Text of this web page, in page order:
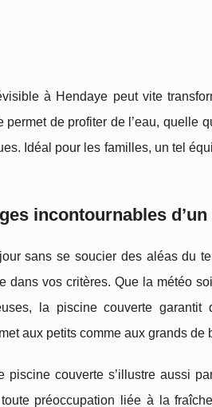
à Hendaye peut vite
permet de profiter de l’eau, quelle
Idéal pour les familles, un tel
incontournables
sans se soucier des aléas du
dans vos critères. Que la météo
la piscine couverte garantit
aux petits comme aux grands
piscine couverte s’illustre aussi
préoccupation liée à la